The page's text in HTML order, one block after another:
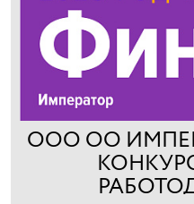
ООО ОО